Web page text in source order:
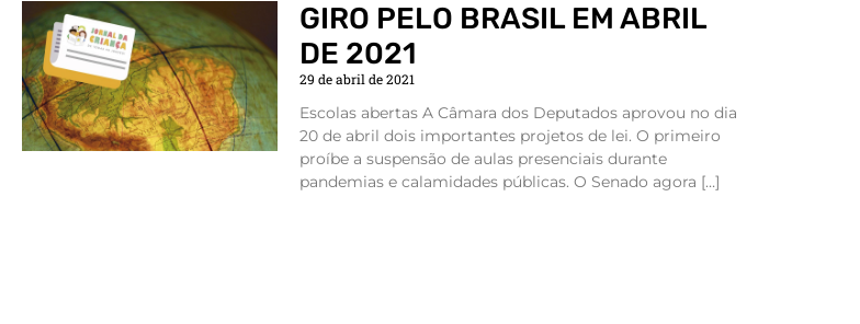
GIRO PELO BRASIL EM ABRIL
DE 2021
29 de abril de 2021
Escolas abertas A Câmara dos Deputados aprovou no dia
20 de abril dois importantes projetos de lei. O primeiro
proíbe a suspensão de aulas presenciais durante
pandemias e calamidades públicas. O Senado agora […]